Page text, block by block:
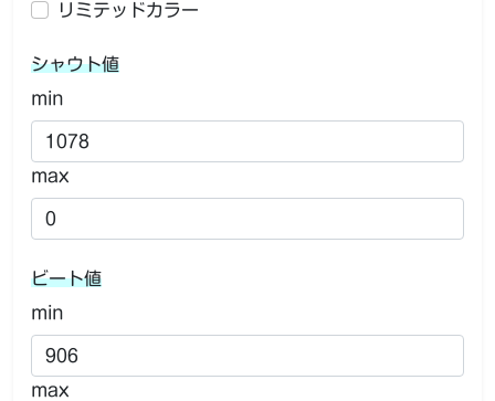
リミテッドカラー
シャウト値
min
max
ビート値
min
max